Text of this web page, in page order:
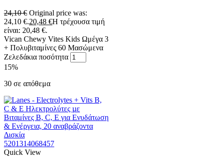
24,10€ Original price was:
24,10 €.20,48 €Η τρέχουσα τιμή
είναι: 20,48 €.
Vican Chewy Vites Kids Ωμέγα 3
+ Πολυβιταμίνες 60 Μασώμενα
Ζελεδάκια ποσότητα
15%
30 σε απόθεμα
5201314068457
Quick View